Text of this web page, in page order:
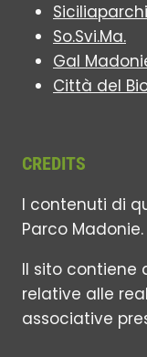
Siciliaparchi
So.Svi.Ma.
Gal
Città del
CREDITS
I contenuti di
Parco Madonie.
Il sito contiene
relative alle
associative